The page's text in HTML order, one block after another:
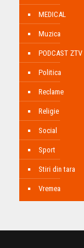
MEDICAL
Muzica
PODCAST ZTV
Politica
Reclame
Religie
Social
Sport
Stiri din tara
Vremea